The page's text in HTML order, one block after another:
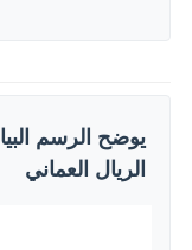
يوضح الرسم
الريال العماني